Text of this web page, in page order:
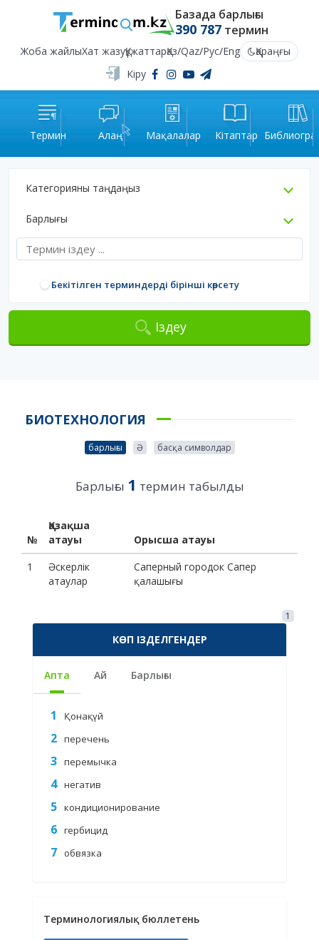
Базада барлығы
390 787термин
Жоба жайлыХат жазуҚұжаттарҚаз/Qaz/Рус/Eng
Қараңғы
Кіру
Термин Алаң Мақалалар Кітаптар
Категорияны таңдаңыз
Барлығы
Бекітілген терминдерді бірінші көрсету
Іздеу
БИОТЕХНОЛОГИЯ
барлығы Ә басқа символдар
Барлығы 1 термин табылды
№
Қазақша
атауы
Орысша атауы
1
Әскерлік
атаулар
Саперный городок Сапер
қалашығы
1
КӨП ІЗДЕЛГЕНДЕР
Апта Ай Барлығы
Қонақүй
перечень
перемычка
негатив
кондиционирование
гербицид
обвязка
Терминологиялық бюллетень